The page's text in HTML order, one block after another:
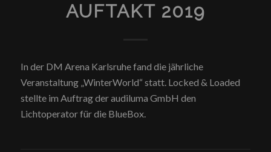
AUFTAKT 2019
In der DM Arena Karlsruhe fand die jährliche
Veranstaltung „WinterWorld“ statt. Locked & Loaded
stellte im Auftrag der audiluma GmbH den
Lichtoperator für die BlueBox.